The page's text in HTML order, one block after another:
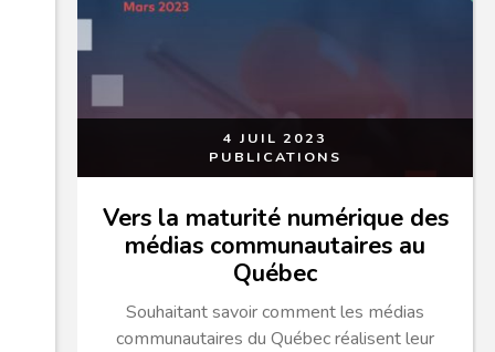
4 JUIL 2023
PUBLICATIONS
Vers la maturité numérique des
médias communautaires au
Québec
Souhaitant savoir comment les médias
communautaires du Québec réalisent leur